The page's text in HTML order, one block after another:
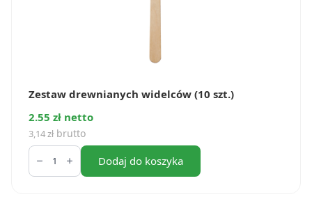
Zestaw drewnianych widelców (10 szt.)
2.55 zł netto
3,14zł brutto
ilość
Zestaw
drewnianych
Dodaj do koszyka